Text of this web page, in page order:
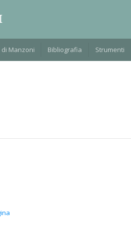
Manzoni Bibliografia Strumenti